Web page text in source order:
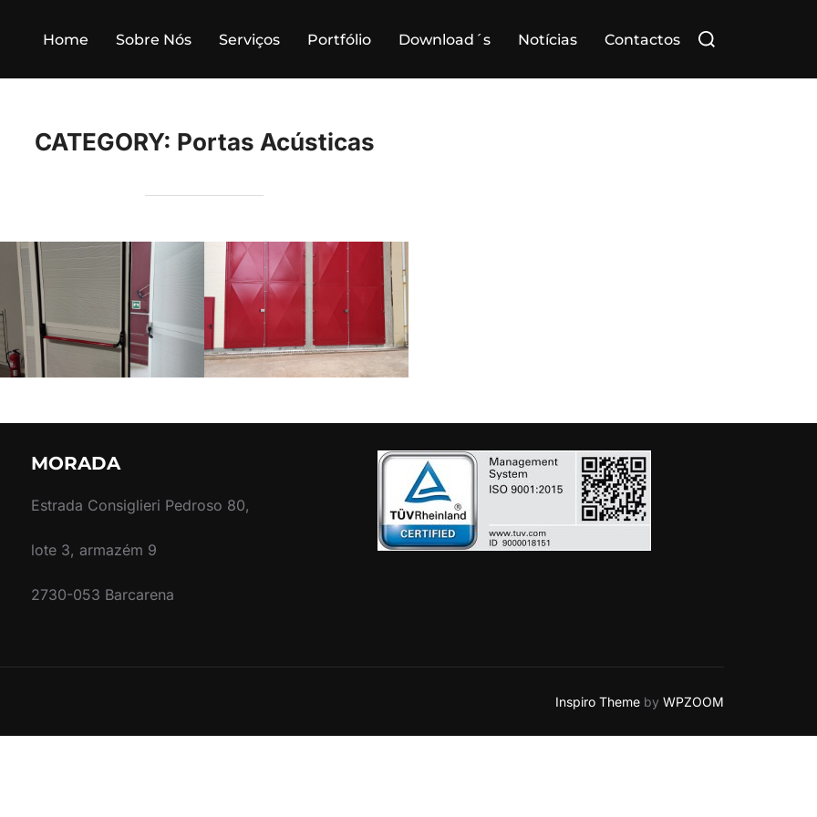
Home Sobre Nós Serviços Portfólio Download´s Notícias Contactos
Search
CATEGORY: Portas Acústicas
MORADA
Estrada Consiglieri Pedroso 80,
lote 3, armazém 9
2730-053 Barcarena
Inspiro Theme by WPZOOM